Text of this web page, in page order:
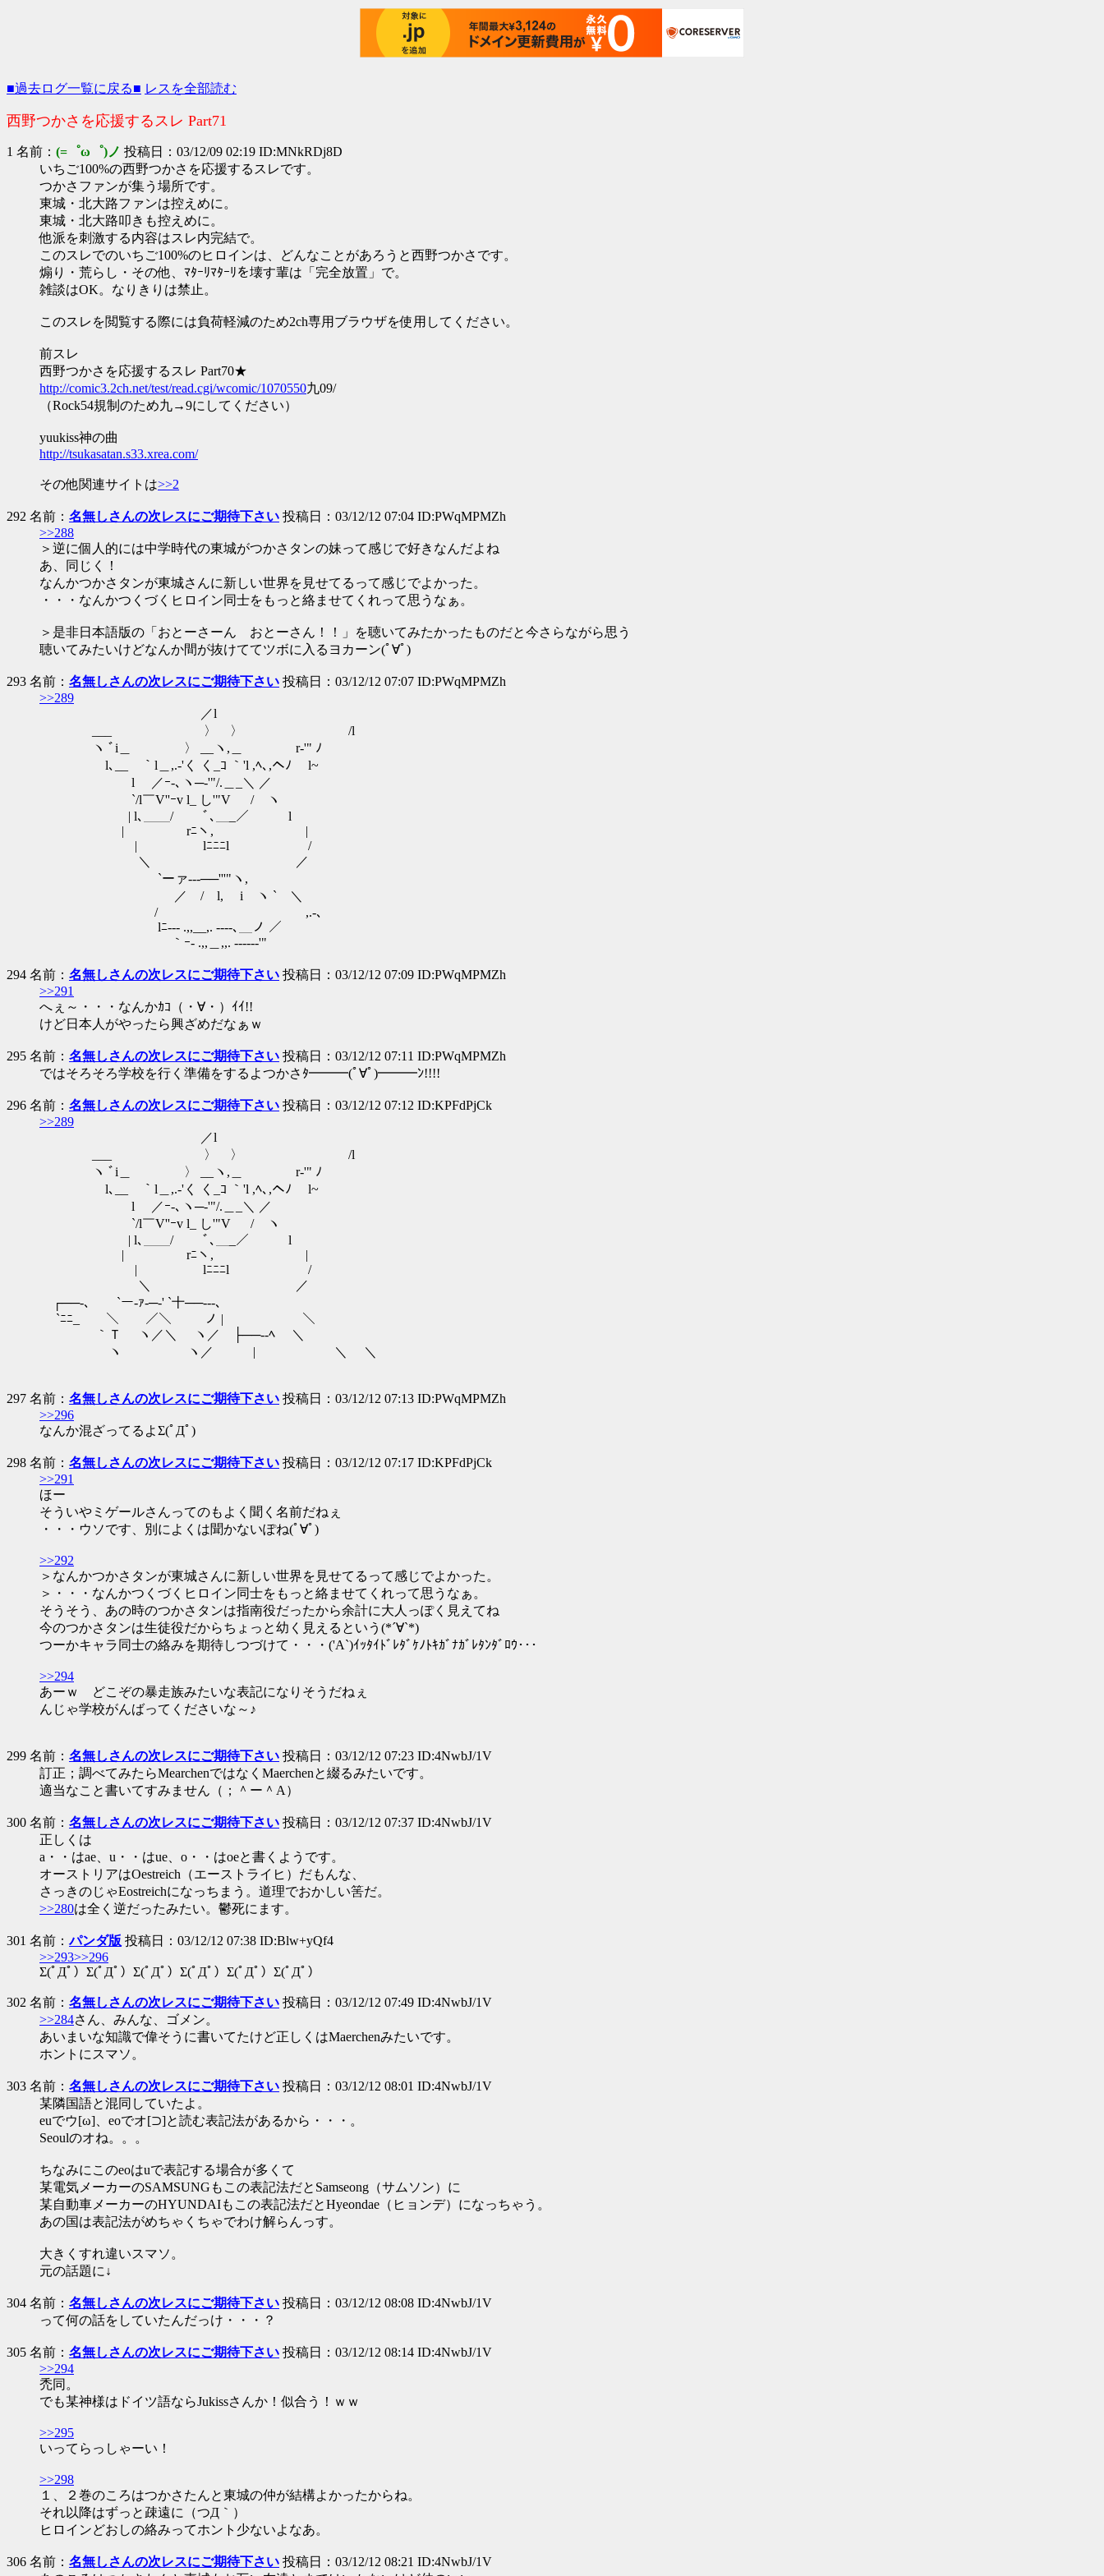
■過去ログ一覧に戻る■ レスを全部読む
西野つかさを応援するスレ Part71
1 名前： (=゜ω゜)ノ 投稿日：03/12/09 02:19 ID:MNkRDj8D
いちご100%の西野つかさを応援するスレです。
つかさファンが集う場所です。
東城・北大路ファンは控えめに。
東城・北大路叩きも控えめに。
他派を刺激する内容はスレ内完結で。
このスレでのいちご100%のヒロインは、どんなことがあろうと西野つかさです。
煽り・荒らし・その他、ﾏﾀｰﾘﾏﾀｰﾘを壊す輩は「完全放置」で。
雑談はOK。なりきりは禁止。
このスレを閲覧する際には負荷軽減のため2ch専用ブラウザを使用してください。
前スレ
西野つかさを応援するスレ Part70★
http://comic3.2ch.net/test/read.cgi/wcomic/1070550九09/
（Rock54規制のため九→9にしてください）
yuukiss神の曲
http://tsukasatan.s33.xrea.com/
その他関連サイトは>>2
292 名前： 名無しさんの次レスにご期待下さい 投稿日：03/12/12 07:04 ID:PWqMPMZh
>>288
＞逆に個人的には中学時代の東城がつかさタンの妹って感じで好きなんだよね
あ、同じく！
なんかつかさタンが東城さんに新しい世界を見せてるって感じでよかった。
・・・なんかつくづくヒロイン同士をもっと絡ませてくれって思うなぁ。
＞是非日本語版の「おとーさーん おとーさん！！」を聴いてみたかったものだと今さらながら思う
聴いてみたいけどなんか間が抜けててツボに入るヨカーン(ﾟ∀ﾟ)
293 名前： 名無しさんの次レスにご期待下さい 投稿日：03/12/12 07:07 ID:PWqMPMZh
>>289
／l
___ 〉 〉 /l
ヽ ﾞi＿ 〉 __ヽ,＿ r‐'" ﾉ
l､__ ｀l＿,.-'く く_ｺ ｀'l ,ﾍ､,ヘﾉ l~
l ／ｰ-､ヽ─‐'"/.＿_＼ ／
`/l￣V''ｰv l_ し'"V / ヽ
| l､＿＿/ ﾞ､＿_／ l
| rﾆヽ, |
| lﾆﾆﾆl /
＼ ／
`ーァ---──'''"ヽ,
／ / l, i ヽ ` ＼
/ ,.-､
lﾆ‐-- .,,__,. -‐‐-､＿ノ ／
｀ｰ- .,,＿,,. -‐‐--‐'"
294 名前： 名無しさんの次レスにご期待下さい 投稿日：03/12/12 07:09 ID:PWqMPMZh
>>291
へぇ～・・・なんかｶｺ（・∀・）ｲｲ!!
けど日本人がやったら興ざめだなぁｗ
295 名前： 名無しさんの次レスにご期待下さい 投稿日：03/12/12 07:11 ID:PWqMPMZh
ではそろそろ学校を行く準備をするよつかさﾀ━━━(ﾟ∀ﾟ)━━━ﾝ!!!!
296 名前： 名無しさんの次レスにご期待下さい 投稿日：03/12/12 07:12 ID:KPFdPjCk
>>289
／l
___ 〉 〉 /l
ヽ ﾞi＿ 〉 __ヽ,＿ r‐'" ﾉ
l､__ ｀l＿,.-'く く_ｺ ｀'l ,ﾍ､,ヘﾉ l~
l ／ｰ-､ヽ─‐'"/.＿_＼ ／
`/l￣V''ｰv l_ し'"V / ヽ
| l､＿＿/ ﾞ､＿_／ l
| rﾆヽ, |
| lﾆﾆﾆl /
＼ ／
┌──-､ `ー‐ｧ‐─-' `十──---､
`ﾆﾆ_ ＼ ／＼ ノ | ＼
｀Ｔ ヽ／＼ ヽ／ ├──‐‐ﾍ ＼
ヽ ヽ／ | ＼ ＼
297 名前： 名無しさんの次レスにご期待下さい 投稿日：03/12/12 07:13 ID:PWqMPMZh
>>296
なんか混ざってるよΣ(ﾟДﾟ)
298 名前： 名無しさんの次レスにご期待下さい 投稿日：03/12/12 07:17 ID:KPFdPjCk
>>291
ほー
そういやミゲールさんってのもよく聞く名前だねぇ
・・・ウソです、別によくは聞かないぽね(ﾟ∀ﾟ)
>>292
＞なんかつかさタンが東城さんに新しい世界を見せてるって感じでよかった。
＞・・・なんかつくづくヒロイン同士をもっと絡ませてくれって思うなぁ。
そうそう、あの時のつかさタンは指南役だったから余計に大人っぽく見えてね
今のつかさタンは生徒役だからちょっと幼く見えるという(*´∀`*)
つーかキャラ同士の絡みを期待しつづけて・・・('A`)ｲｯﾀｲﾄﾞﾚﾀﾞｹﾉﾄｷｶﾞﾅｶﾞﾚﾀﾝﾀﾞﾛｳ･･･
>>294
あーｗ どこぞの暴走族みたいな表記になりそうだねぇ
んじゃ学校がんばってくださいな～♪
299 名前： 名無しさんの次レスにご期待下さい 投稿日：03/12/12 07:23 ID:4NwbJ/1V
訂正；調べてみたらMearchenではなくMaerchenと綴るみたいです。
適当なこと書いてすみません（；＾ー＾A）
300 名前： 名無しさんの次レスにご期待下さい 投稿日：03/12/12 07:37 ID:4NwbJ/1V
正しくは
a・・はae、u・・はue、o・・はoeと書くようです。
オーストリアはOestreich（エーストライヒ）だもんな、
さっきのじゃEostreichになっちまう。道理でおかしい筈だ。
>>280は全く逆だったみたい。鬱死にます。
301 名前：パンダ版 投稿日：03/12/12 07:38 ID:Blw+yQf4
>>293>>296
Σ(ﾟДﾟ）Σ(ﾟДﾟ）Σ(ﾟДﾟ）Σ(ﾟДﾟ）Σ(ﾟДﾟ）Σ(ﾟДﾟ）
302 名前： 名無しさんの次レスにご期待下さい 投稿日：03/12/12 07:49 ID:4NwbJ/1V
>>284さん、みんな、ゴメン。
あいまいな知識で偉そうに書いてたけど正しくはMaerchenみたいです。
ホントにスマソ。
303 名前： 名無しさんの次レスにご期待下さい 投稿日：03/12/12 08:01 ID:4NwbJ/1V
某隣国語と混同していたよ。
euでウ[ω]、eoでオ[⊃]と読む表記法があるから・・・。
Seoulのオね。。。
ちなみにこのeoはuで表記する場合が多くて
某電気メーカーのSAMSUNGもこの表記法だとSamseong（サムソン）に
某自動車メーカーのHYUNDAIもこの表記法だとHyeondae（ヒョンデ）になっちゃう。
あの国は表記法がめちゃくちゃでわけ解らんっす。
大きくすれ違いスマソ。
元の話題に↓
304 名前： 名無しさんの次レスにご期待下さい 投稿日：03/12/12 08:08 ID:4NwbJ/1V
って何の話をしていたんだっけ・・・？
305 名前： 名無しさんの次レスにご期待下さい 投稿日：03/12/12 08:14 ID:4NwbJ/1V
>>294
禿同。
でも某神様はドイツ語ならJukissさんか！似合う！ｗｗ
>>295
いってらっしゃーい！
>>298
１、２巻のころはつかさたんと東城の仲が結構よかったからね。
それ以降はずっと疎遠に（つД｀）
ヒロインどおしの絡みってホント少ないよなあ。
306 名前： 名無しさんの次レスにご期待下さい 投稿日：03/12/12 08:21 ID:4NwbJ/1V